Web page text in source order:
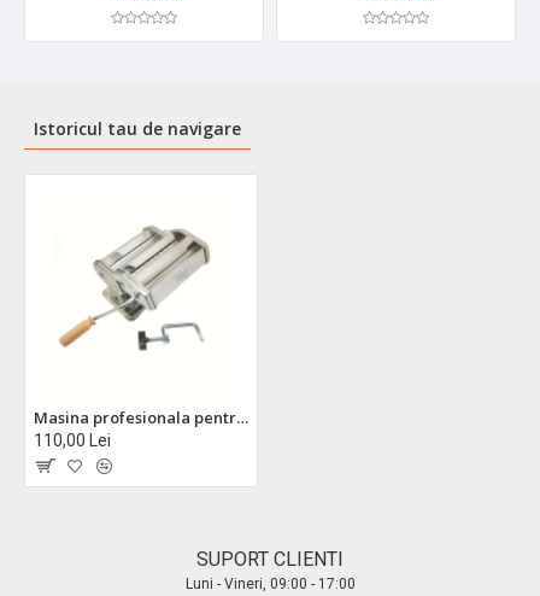
Istoricul tau de navigare
Masina profesionala pentru paste zilan zln9471 - corp inox, forma detasabila, 150mm
110,00 Lei
SUPORT CLIENTI
Luni - Vineri, 09:00 - 17:00